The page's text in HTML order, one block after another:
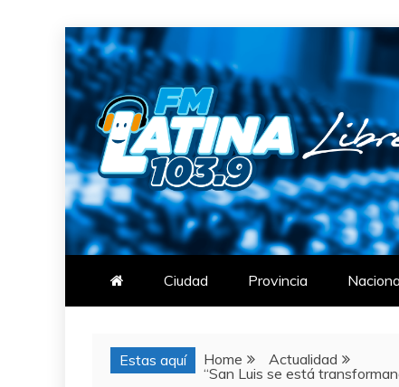
Skip
to
content
FM LATINA
NOTICIAS
Ciudad Provincia
Estas aquí Home
Actualidad
“San Luis se está